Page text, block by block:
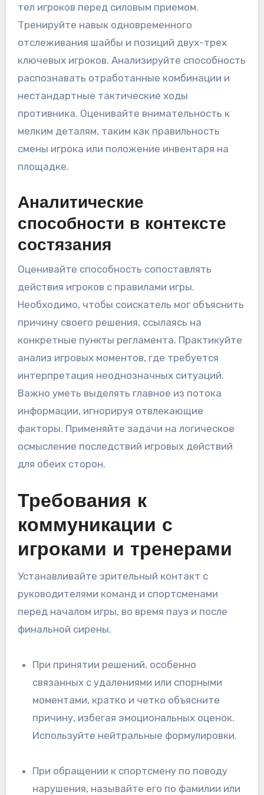
тел игроков перед силовым приемом.
Тренируйте навык одновременного
отслеживания шайбы и позиций двух-трех
ключевых игроков. Анализируйте способность
распознавать отработанные комбинации и
нестандартные тактические ходы
противника. Оценивайте внимательность к
мелким деталям, таким как правильность
смены игрока или положение инвентаря на
площадке.
Аналитические
способности в контексте
состязания
Оценивайте способность сопоставлять
действия игроков с правилами игры.
Необходимо, чтобы соискатель мог объяснить
причину своего решения, ссылаясь на
конкретные пункты регламента. Практикуйте
анализ игровых моментов, где требуется
интерпретация неоднозначных ситуаций.
Важно уметь выделять главное из потока
информации, игнорируя отвлекающие
факторы. Применяйте задачи на логическое
осмысление последствий игровых действий
для обеих сторон.
Требования к
коммуникации с
игроками и тренерами
Устанавливайте зрительный контакт с
руководителями команд и спортсменами
перед началом игры, во время пауз и после
финальной сирены.
При принятии решений, особенно
связанных с удалениями или спорными
моментами, кратко и четко объясните
причину, избегая эмоциональных оценок.
Используйте нейтральные формулировки.
При обращении к спортсмену по поводу
нарушения, называйте его по фамилии или